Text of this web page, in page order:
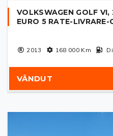
VOLKSWAGEN GOLF
EURO 5 RATE-LIVRARE-
2013 168 000Km
VÂNDUT